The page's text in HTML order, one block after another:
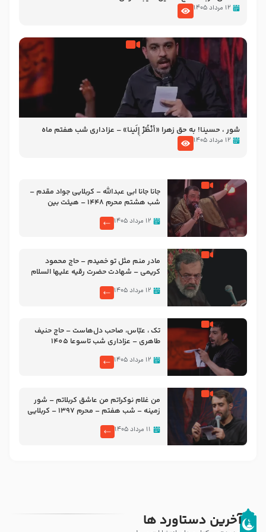
۱۲ مرداد ۱۴۰۵
شور ، حسینا! به‌ حق زهرا «أُنْظُرْ إِلَینا» – عزاداری شب هفتم ماه
محرّم 1405
۱۲ مرداد ۱۴۰۵
جانا جانا ابی عبدالله – کربلایی جواد مقدم –
شب هشتم محرم 1448 – هیئت بین
۱۲ مرداد ۱۴۰۵
مادر منم مثل تو خمیدم – حاج محمود
کریمی – شهادت حضرت رقیه علیها السلام
۱۲ مرداد ۱۴۰۵
تک ، عبّاس، صاحب دل‌هاست – حاج حنیف
طاهری – عزاداری شب تاسوعا 1405
۱۲ مرداد ۱۴۰۵
من غلام نوکراتم من عاشق کربلاتم – شور
زمینه – شب هفتم – محرم 1397 – کربلایی
۱۱ مرداد ۱۴۰۵
آخرین دستاورد ها